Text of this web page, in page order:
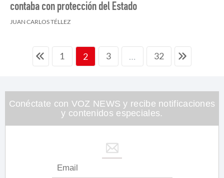
contaba con protección del Estado
JUAN CARLOS TÉLLEZ
1 2 3 … 32
Conéctate con VOZ NEWS y recibe notificaciones
y contenidos especiales.